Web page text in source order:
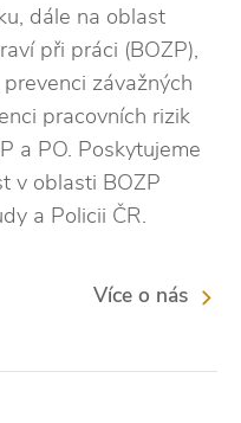
dále na oblast
při práci (BOZP),
závažných
pracovních rizik
a PO. Poskytujeme
v oblasti BOZP
a Policii ČR.
Více o nás